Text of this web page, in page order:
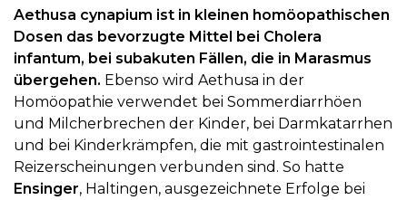
Aethusa cynapium ist in kleinen homöopathischen
Dosen das bevorzugte Mittel bei Cholera
infantum, bei subakuten Fällen, die in Marasmus
übergehen. Ebenso wird Aethusa in der
Homöopathie verwendet bei Sommerdiarrhöen
und Milcherbrechen der Kinder, bei Darmkatarrhen
und bei Kinderkrämpfen, die mit gastrointestinalen
Reizerscheinungen verbunden sind. So hatte
Ensinger, Haltingen, ausgezeichnete Erfolge bei